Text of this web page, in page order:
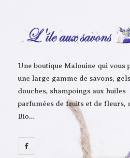
Une boutique Malouine qui vous
une large gamme de savons, gels
douches, shampoings aux huiles
parfumées de fruits et de fleurs,
Bio…